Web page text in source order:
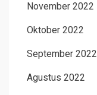
November 2022
Oktober 2022
September 2022
Agustus 2022